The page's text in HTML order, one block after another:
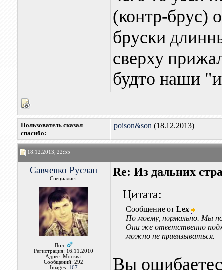
(контр-брус)
бруски
сверху
будто наши
Пользователь сказал
cпасибо:
poison&son (18.12.2013)
18.12.2013, 22:55
Савченко Руслан
Специалист
Пол:
Регистрация: 16.11.2010
Адрес: Москва.
Сообщений: 292
Images: 167
Re: Из дальних
Цитата:
Сообщение от Lex
По моему, нормально. Мы
Они же ответственно
можно не привязываться.
Вы